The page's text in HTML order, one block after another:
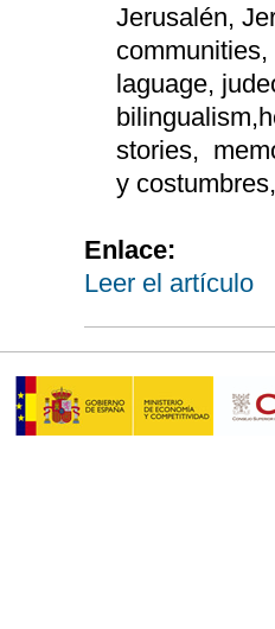
Jerusalén,
laguage,
stories,
y
Enlace:
Leer el artículo